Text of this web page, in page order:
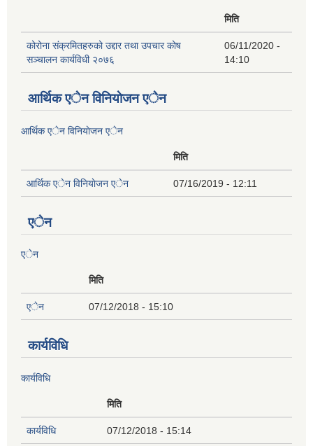
मिति
कोरोना संक्रमितहरुको उद्दार तथा उपचार कोष
सञ्चालन कार्यविधी २०७६
06/11/2020 -
14:10
आर्थिक एेन विनियाेजन एेन
आर्थिक एेन विनियाेजन एेन
मिति
आर्थिक एेन विनियाेजन एेन 07/16/2019 - 12:11
एेन
एेन
मिति
एेन 07/12/2018 - 15:10
कार्यविधि
कार्यविधि
मिति
कार्यविधि 07/12/2018 - 15:14